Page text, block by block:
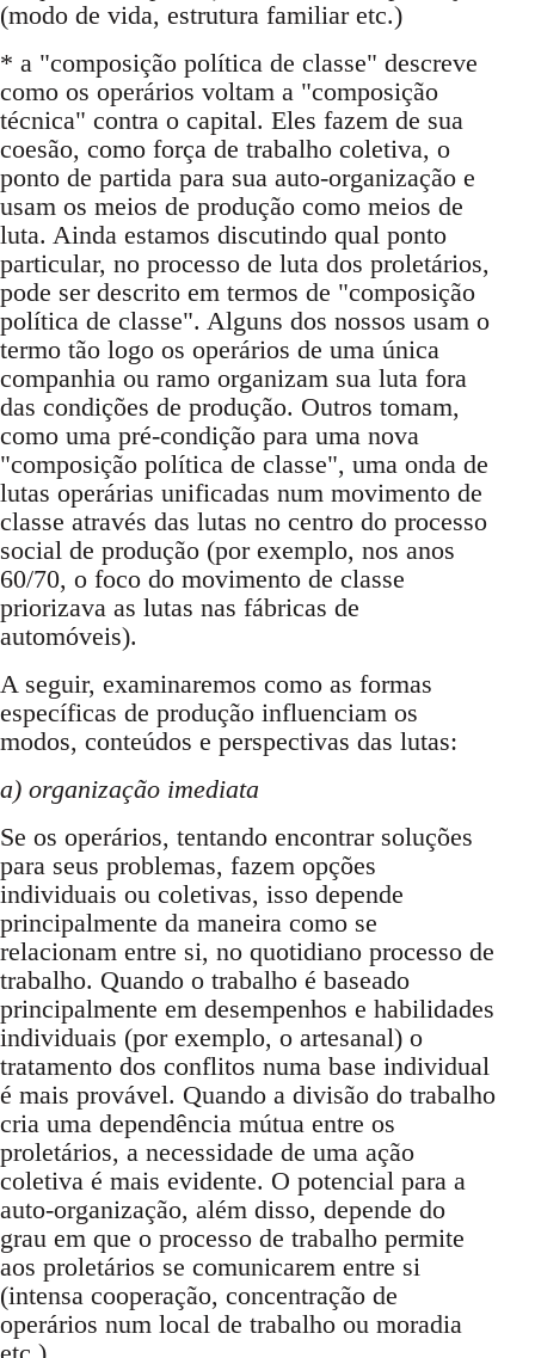
(modo de vida, estrutura familiar etc.)
* a "composição política de classe" descreve
como os operários voltam a "composição
técnica" contra o capital. Eles fazem de sua
coesão, como força de trabalho coletiva, o
ponto de partida para sua auto-organização e
usam os meios de produção como meios de
luta. Ainda estamos discutindo qual ponto
particular, no processo de luta dos proletários,
pode ser descrito em termos de "composição
política de classe". Alguns dos nossos usam o
termo tão logo os operários de uma única
companhia ou ramo organizam sua luta fora
das condições de produção. Outros tomam,
como uma pré-condição para uma nova
"composição política de classe", uma onda de
lutas operárias unificadas num movimento de
classe através das lutas no centro do processo
social de produção (por exemplo, nos anos
60/70, o foco do movimento de classe
priorizava as lutas nas fábricas de
automóveis).
A seguir, examinaremos como as formas
específicas de produção influenciam os
modos, conteúdos e perspectivas das lutas:
a) organização imediata
Se os operários, tentando encontrar soluções
para seus problemas, fazem opções
individuais ou coletivas, isso depende
principalmente da maneira como se
relacionam entre si, no quotidiano processo de
trabalho. Quando o trabalho é baseado
principalmente em desempenhos e habilidades
individuais (por exemplo, o artesanal) o
tratamento dos conflitos numa base individual
é mais provável. Quando a divisão do trabalho
cria uma dependência mútua entre os
proletários, a necessidade de uma ação
coletiva é mais evidente. O potencial para a
auto-organização, além disso, depende do
grau em que o processo de trabalho permite
aos proletários se comunicarem entre si
(intensa cooperação, concentração de
operários num local de trabalho ou moradia